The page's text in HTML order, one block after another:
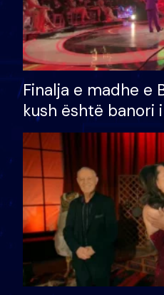
Finalja e madhe e
kush është banori
shtëpinë dhe
të fituar çmimin e